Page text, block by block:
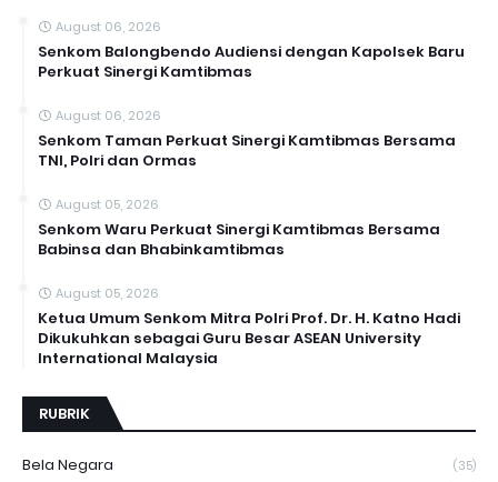
August 06, 2026
Senkom Balongbendo Audiensi dengan Kapolsek Baru
Perkuat Sinergi Kamtibmas
August 06, 2026
Senkom Taman Perkuat Sinergi Kamtibmas Bersama
TNI, Polri dan Ormas
August 05, 2026
Senkom Waru Perkuat Sinergi Kamtibmas Bersama
Babinsa dan Bhabinkamtibmas
August 05, 2026
Ketua Umum Senkom Mitra Polri Prof. Dr. H. Katno Hadi
Dikukuhkan sebagai Guru Besar ASEAN University
International Malaysia
RUBRIK
Bela Negara (35)